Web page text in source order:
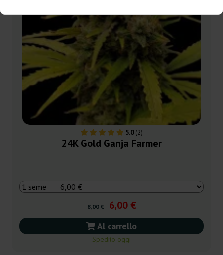
5.0(2)
24K Gold Ganja Farmer
8,00 € 6,00 €
Al carrello
Spedito oggi